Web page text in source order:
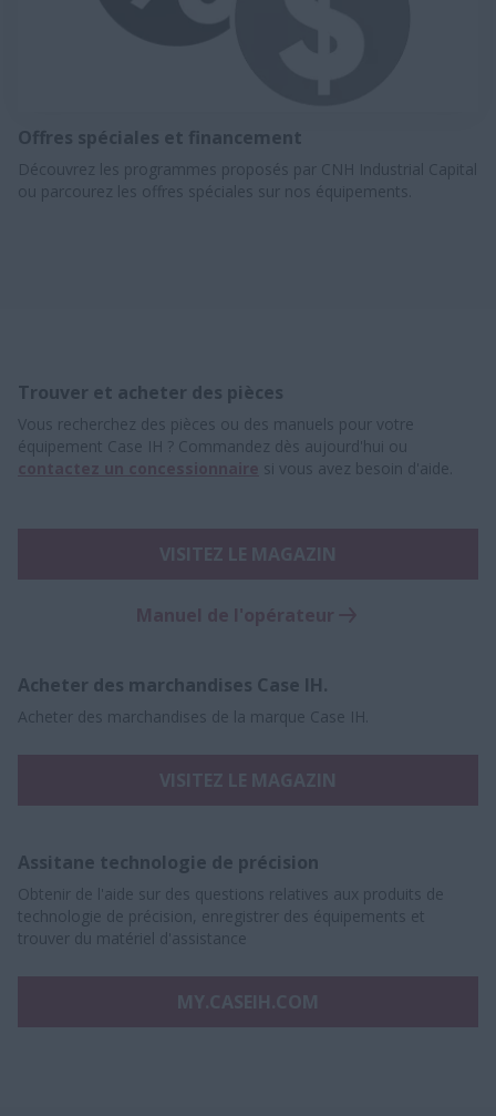
Offres spéciales et financement
Découvrez les programmes proposés par CNH Industrial Capital
ou parcourez les offres spéciales sur nos équipements.
Trouver et acheter des pièces
Vous recherchez des pièces ou des manuels pour votre
équipement Case IH ? Commandez dès aujourd'hui ou
si vous avez besoin d'aide.
Acheter des marchandises Case IH.
Acheter des marchandises de la marque Case IH.
Assitane technologie de précision
Obtenir de l'aide sur des questions relatives aux produits de
technologie de précision, enregistrer des équipements et
trouver du matériel d'assistance